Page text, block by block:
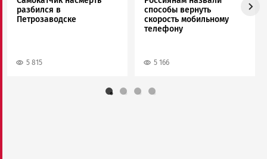
разбился в
Петрозаводске
5 815
способы вернуть
скорость мобильному
телефону
5 166